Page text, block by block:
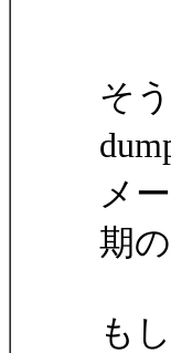
そ
メ
期
も